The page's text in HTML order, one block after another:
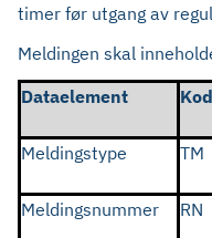
timer før utgang av
Meldingen skal
Dataelement
Meldingstype TM
Meldingsnummer
RN